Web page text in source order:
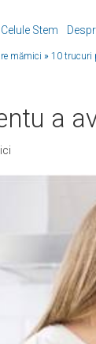
Celule Stem
mămici » 10 trucuri
a